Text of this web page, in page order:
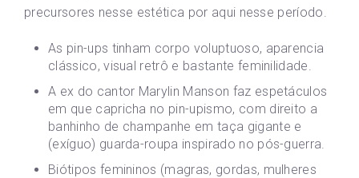
precursores nesse estética por aqui nesse período.
As pin-ups tinham corpo voluptuoso, aparencia
clássico, visual retrô e bastante feminilidade.
A ex do cantor Marylin Manson faz espetáculos
em que capricha no pin-upismo, com direito a
banhinho de champanhe em taça gigante e
(exíguo) guarda-roupa inspirado no pós-guerra.
Biótipos femininos (magras, gordas, mulheres